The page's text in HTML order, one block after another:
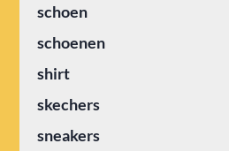
schoen
schoenen
shirt
skechers
sneakers